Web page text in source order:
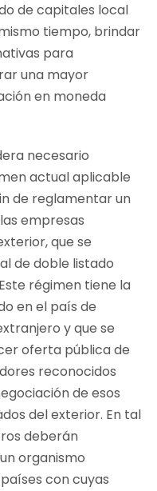
de capitales local
tiempo, brindar
para
una mayor
en moneda
necesario
actual aplicable
de reglamentar un
empresas
que se
de doble listado
régimen tiene la
en el país de
y que se
oferta pública de
reconocidos
de esos
del exterior. En tal
deberán
organismo
con cuyas